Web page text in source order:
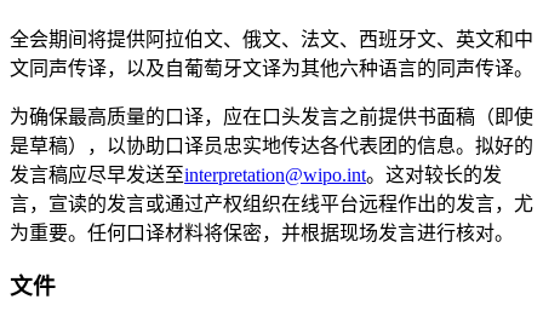
全会期间将提供阿拉伯文、俄文、法文、西班牙文、英文和中
文同声传译，以及自葡萄牙文译为其他六种语言的同声传译。
为确保最高质量的口译，应在口头发言之前提供书面稿（即使
是草稿），以协助口译员忠实地传达各代表团的信息。拟好的
发言稿应尽早发送至interpretation@wipo.int。这对较长的发
言，宣读的发言或通过产权组织在线平台远程作出的发言，尤
为重要。任何口译材料将保密，并根据现场发言进行核对。
文件